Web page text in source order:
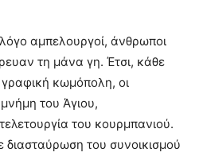
αμπελουργοί, άνθρωποι
τη μάνα γη. Έτσι, κάθε
κωμόπολη, οι
του Άγιου,
του κουρμπανιού.
διασταύρωση του συνοικισμού